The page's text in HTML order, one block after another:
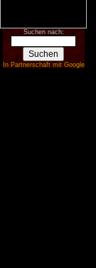
Suchen nach:
In Partnerschaft mit Google